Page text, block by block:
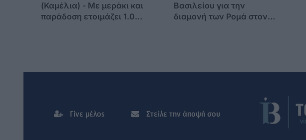
(Καμέλια) - Με μεράκι και
παράδοση ετοιμάζει 1.000
Βασιλείου για την
διαμονή των Ρομά στον
Γίνε μέλος Στείλε την άποψή σου